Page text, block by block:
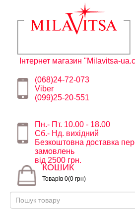
Інтернет магазин "Milavitsa-
(068)24-72-073
Viber
(099)25-20-551
Пн.- Пт. 10.00 - 18.00
Сб.- Нд. вихідний
Безкоштовна доставка
замовлень
від 2500 грн.
КОШИК
Товарів 0(0 грн)